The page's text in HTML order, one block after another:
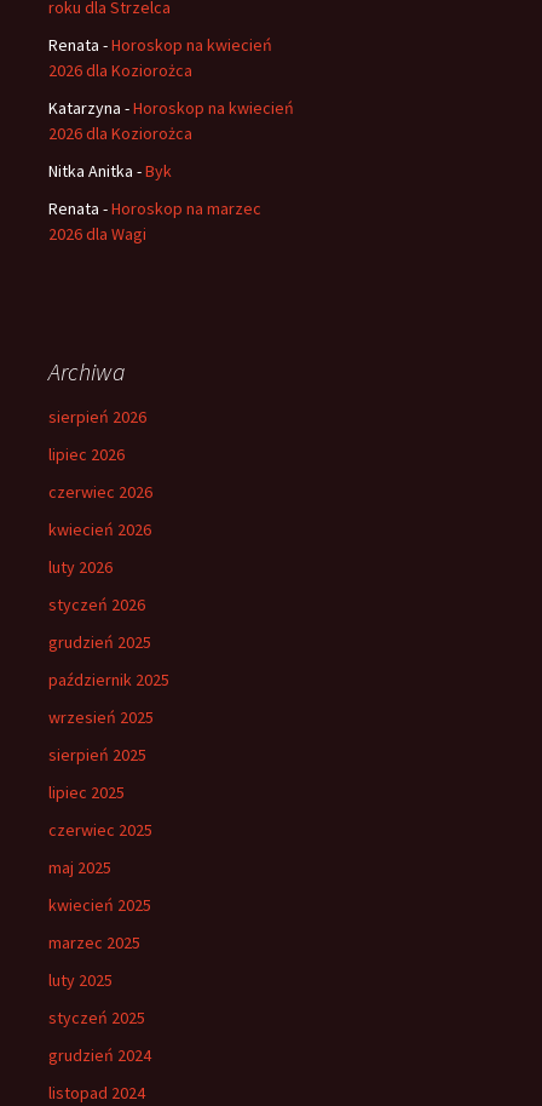
roku dla Strzelca
Renata -Horoskop na kwiecień
2026 dla Koziorożca
Katarzyna -Horoskop na kwiecień
2026 dla Koziorożca
Nitka Anitka -Byk
Renata -Horoskop na marzec
2026 dla Wagi
Archiwa
sierpień 2026
lipiec 2026
czerwiec 2026
kwiecień 2026
luty 2026
styczeń 2026
grudzień 2025
październik 2025
wrzesień 2025
sierpień 2025
lipiec 2025
czerwiec 2025
maj 2025
kwiecień 2025
marzec 2025
luty 2025
styczeń 2025
grudzień 2024
listopad 2024